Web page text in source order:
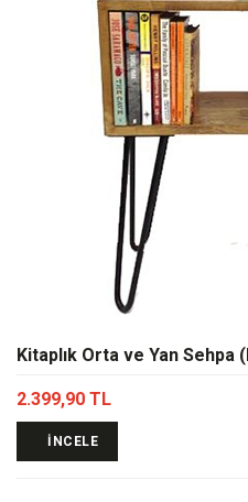
Kitaplık Orta ve Yan Sehpa
2.399,90 TL
İNCELE